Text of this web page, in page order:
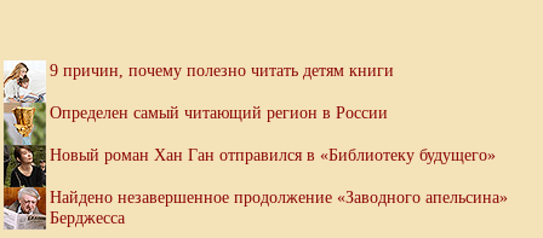
9 причин, почему полезно читать детям книги
Определен самый читающий регион в России
Новый роман Хан Ган отправился в «Библиотеку будущего»
Найдено незавершенное продолжение «Заводного апельсина»
Берджесса